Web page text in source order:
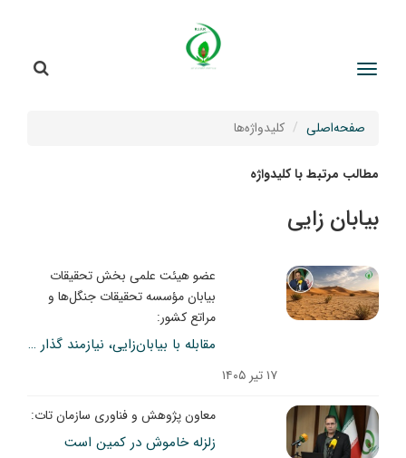
صفحه‌اصلی کلیدواژه‌ها
مطالب مرتبط با کلیدواژه
بیابان زایی
عضو هیئت علمی بخش تحقیقات
بیابان مؤسسه تحقیقات جنگل‌ها و
مراتع کشور:
مقابله با بیابان‌زایی، نیازمند گذار از مدیریت فنی به حکمرانی اجتماعی–اکولوژیکی است
۱۷ تیر ۱۴۰۵
معاون پژوهش و فناوری سازمان تات:
زلزله خاموش در کمین است